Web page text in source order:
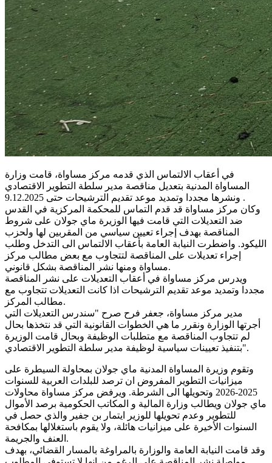
في أعقاب الالتماس الذي قدمه مركز مساواة، قامت وزارة
المساواة المدنية بتعديل مناقصة مدير سلطة التطوير الاقتصادي
ونشرها مجددا وتمديد موعد تقديم الترشيحات حتى 9.12.2025 .
وكان مركز مساواة قد قدم التماس للمحكمة المركزية في القدس
ضد التعديلات التي قامت فيها الوزيرة ماي جولان على شروط
المناقصة بهدف إجراء تعيين سياسي من المقربين لها ولحزب
الليكود. واضطرت النيابة العامة بأعقاب الالتماس الى التدخل وطلب
إجراء تعديلات على المناقصة لتتجاوب مع بعض مطالب مركز
مساواة ومنها نشر المناقصة بشكل قانوني.
ويدرس مركز مساواة في أعقاب التعديلات على نشر المناقصة
مجددا وتمديد موعد تقديم الترشيحات اذا كانت التعديلات تتجاوب مع
مطالب المركز.
مدير مركز مساواة، جعفر فرح صرح "سندرس التعديلات التي
أجرتها الوزارة ونقرر ما هي الخطوات القانونية التي قد نتخذها بحال
لم تتجاوب المناقصة مع متطلبات الوظيفة وبحال قامت الوزيرة
بتنفيذ تعيينات سياسية لوظيفة مدير سلطة التطوير الاقتصادي".
وتقوم وزيرة المساواة المدنية ماي جولان بمحاولة السيطرة على
ميزانيات التطوير المفروض ان ترصد للبلدات العربية للسنوات
2025-2026 وتحويلها الى الشرطة. ويرفض مركز مساواة محاولات
ماي جولان ويطالب وزارة المالية و المكاتب الحكومية برصد الأموال
للتطوير وعدم تحويلها للوزير ايتمار بن جفير والذي حصل في
السنوات الأخيرة على ميزانيات هائلة، ولا يقوم باستغلالها بمكافحة
العنف والجريمة.
وقد قامت النيابة العامة والوزارة بالمراوغة بالمسار القضائي، بهدف